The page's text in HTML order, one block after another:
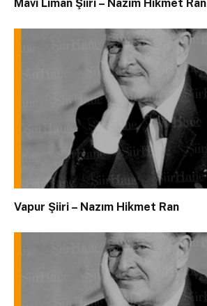
Mavi Liman Şiiri – Nazım Hikmet Ran
Vapur Şiiri – Nazım Hikmet Ran